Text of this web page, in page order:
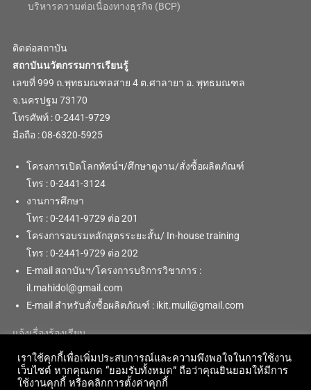
บริหารความต่อเนื่องทางธุรกิจ (BCP)
ติดต่อสถาบัน
สถาบันนวัตกรรมการเรียนรู้
เลขที่ 999 ถ.พุทธมณฑลสาย 4 ต.ศาลายา อ. พุทธมณฑล
จ.นครปฐม 73170
โทรศัพท์ : 0-2441-9729
มือถือ : 08-6320-5925
โครงการเปิดโลกทัศน์ฯ/ศึกษาดูงาน/สั่งซื้อผลิตภัณฑ์
โทร : 0-2441-3124
งานการศึกษา
โทร : 0-2441-9729 ต่อ 201
โครงการอบรมหลักสูตรระยะสั้น/ In-house training
โทร : 0-2441-9729 ต่อ 202
E-mail สถาบันฯ/โครงการบริการวิชาการ :
il.mahidol@gmail.com
E-mail สำหรับสั่งซื้อผลิตภัณฑ์ : ikit.muil@gmail.com
แจ้งเรื่องร้องเรียน
เราใช้คุกกี้เพื่อเพิ่มประสบการณ์และความพึงพอใจในการใช้งาน
เว็บไซต์ หากคุณกด “ยอมรับทั้งหมด” ถือว่าคุณยินยอมให้มีการ
ใช้งานคุกกี้ หรือคลิกการตั้งค่าคุกกี้